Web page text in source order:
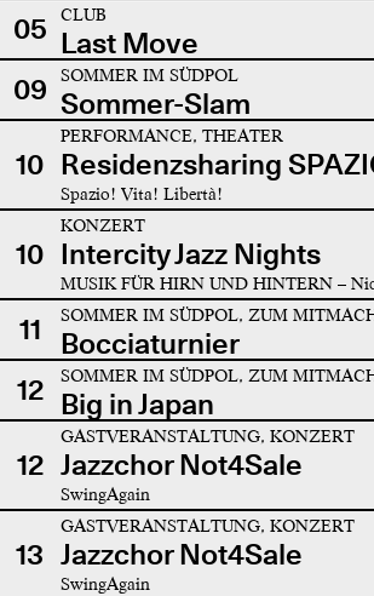
05 CLUB
Last Move
09
SOMMER IM SÜDPOL
Sommer-Slam
10
PERFORMANCE, THEATER
Residenzsharing
Spazio! Vita! Libertà!
10
KONZERT
Intercity Jazz Nights
MUSIK FÜR HIRN UND HINTERN –
11 SOMMER IM SÜDPOL, ZUM
Bocciaturnier
12
SOMMER IM SÜDPOL, ZUM
Big in Japan
12
GASTVERANSTALTUNG, KONZERT
Jazzchor Not4Sale
SwingAgain
13
GASTVERANSTALTUNG, KONZERT
Jazzchor Not4Sale
SwingAgain